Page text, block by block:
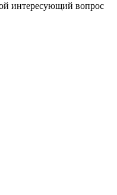
интересующий вопрос